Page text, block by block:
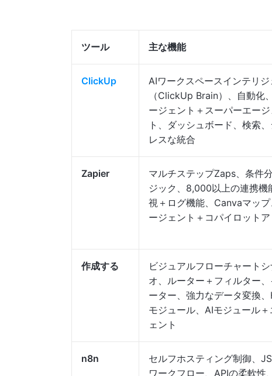
ツール 主な機能
ClickUp
AIワークスペースインテリジ
（ClickUp Brain）、自動化
ージェント＋スーパーエー
ト、ダッシュボード、検索
レスな統合
Zapier
マルチステップZaps、条件
ジック、8,000以上の連携機
視＋ログ機能、Canvaマップ
ージェント＋コパイロット
作成する
ビジュアルフローチャートシ
オ、ルーター＋フィルター、
ーター、強力なデータ変換
モジュール、AIモジュール＋
ェント
n8n
セルフホスティング制御、
ワークフロー、APIの柔軟性